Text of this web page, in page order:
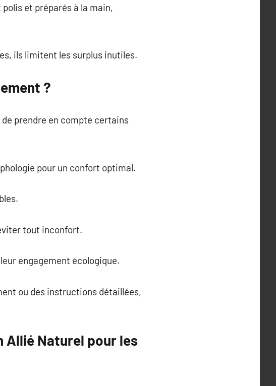
et préparés à la main,
ils limitent les surplus inutiles.
?
prendre en compte certains
pour un confort optimal.
tout inconfort.
engagement écologique.
ou des instructions détaillées,
Allié Naturel pour les